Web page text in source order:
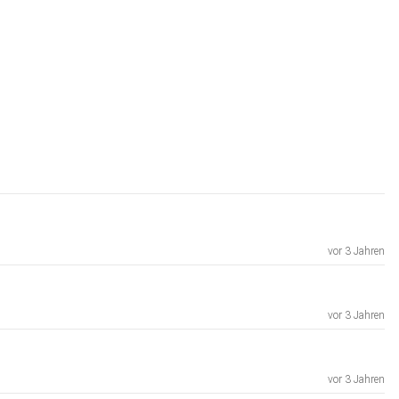
vor 3 Jahren
vor 3 Jahren
vor 3 Jahren